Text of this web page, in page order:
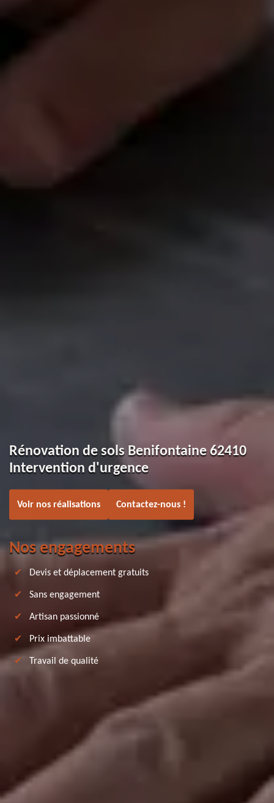
Rénovation de sols Benifontaine 62410
Intervention d'urgence
Voir nos réalisations Contactez-nous !
Nos engagements
Devis et déplacement gratuits
Sans engagement
Artisan passionné
Prix imbattable
Travail de qualité